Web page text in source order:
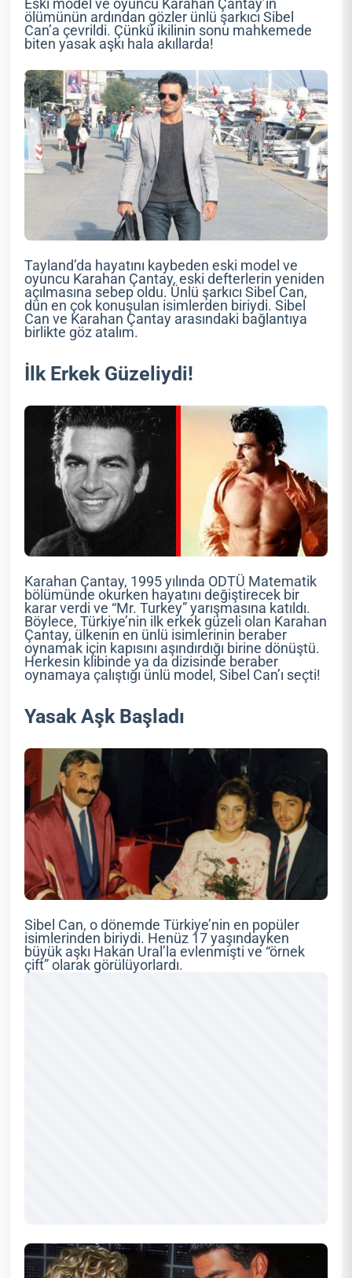
Eski model ve oyuncu Karahan Çantay’ın
ölümünün ardından gözler ünlü şarkıcı Sibel
Can’a çevrildi. Çünkü ikilinin sonu mahkemede
biten yasak aşkı hala akıllarda!
Tayland’da hayatını kaybeden eski model ve
oyuncu Karahan Çantay, eski defterlerin yeniden
açılmasına sebep oldu. Ünlü şarkıcı Sibel Can,
dün en çok konuşulan isimlerden biriydi. Sibel
Can ve Karahan Çantay arasındaki bağlantıya
birlikte göz atalım.
İlk Erkek Güzeliydi!
Karahan Çantay, 1995 yılında ODTÜ Matematik
bölümünde okurken hayatını değiştirecek bir
karar verdi ve “Mr. Turkey” yarışmasına katıldı.
Böylece, Türkiye’nin ilk erkek güzeli olan Karahan
Çantay, ülkenin en ünlü isimlerinin beraber
oynamak için kapısını aşındırdığı birine dönüştü.
Herkesin klibinde ya da dizisinde beraber
oynamaya çalıştığı ünlü model, Sibel Can’ı seçti!
Yasak Aşk Başladı
Sibel Can, o dönemde Türkiye’nin en popüler
isimlerinden biriydi. Henüz 17 yaşındayken
büyük aşkı Hakan Ural’la evlenmişti ve “örnek
çift” olarak görülüyorlardı.